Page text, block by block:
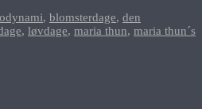
, blomsterdage, den
, løvdage, maria thun, maria thun´s